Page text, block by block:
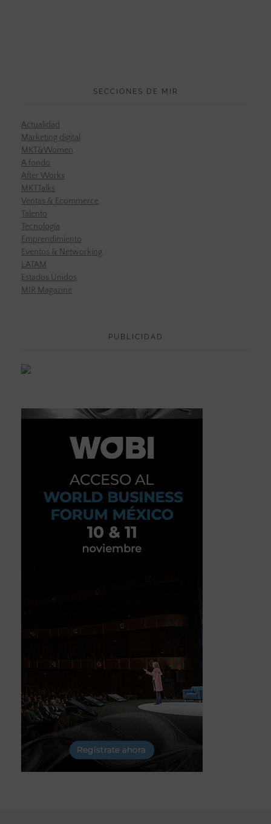
SECCIONES DE MIR
Actualidad
Marketing digital
MKT&Women
A fondo
After Works
MKTTalks
Ventas & Ecommerce
Talento
Tecnología
Emprendimiento
Eventos & Networking
LATAM
Estados Unidos
MIR Magazine
PUBLICIDAD